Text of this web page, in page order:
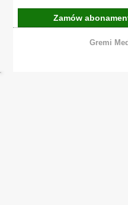
Zamów
Gremi